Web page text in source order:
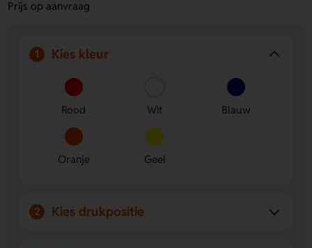
timmermanspotlood
en groen voor een leuke uitstraling.
Slijtvaste opdruk
geperst en blijft daardoor mooi zichtbaar.
Persoonlijk te maken
- Op product kun je eenvoudig
een logo, naam of eigen ontwerp laten aanbrengen.
Prijs op aanvraag
1 Kies kleur
Rood Wit Blauw
Oranje Geel
2 Kies drukpositie